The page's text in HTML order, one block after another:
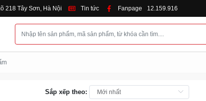
218 Tây Sơn, Hà Nội Tin tức Fanpage 12.159.916
Sắp xếp theo: